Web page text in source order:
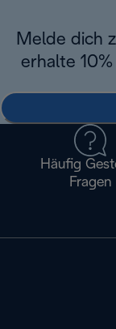
Melde dich
erhalte
Häufig
Fragen